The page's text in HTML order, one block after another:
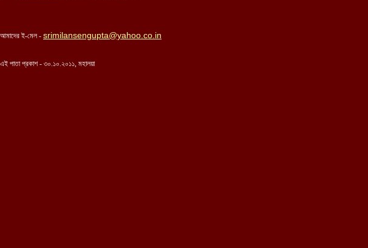
আমাদের ই-মেল - srimilansengupta@yahoo.co.in
এই পাতা প্রকাশ - ৩০.১০.২০১১, মহালয়া